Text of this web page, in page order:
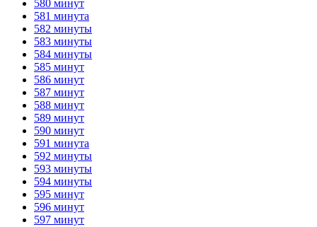
580 минут
581 минута
582 минуты
583 минуты
584 минуты
585 минут
586 минут
587 минут
588 минут
589 минут
590 минут
591 минута
592 минуты
593 минуты
594 минуты
595 минут
596 минут
597 минут